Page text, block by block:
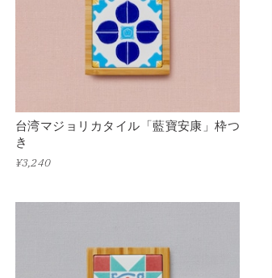
台湾マジョリカタイル「藍寶安康」枠つ
き
¥3,240